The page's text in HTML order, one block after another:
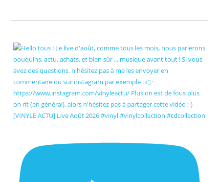
[VINYLE ACTU] Live Août 2026 #vinyl #vinylcollection #cdcollection